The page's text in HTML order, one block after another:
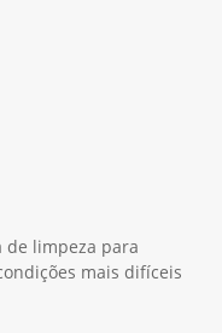
de limpeza para
mais difíceis